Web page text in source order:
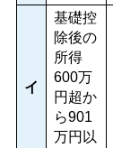
イ
基礎控
除後の
所得
600万
円超か
ら901
万円以